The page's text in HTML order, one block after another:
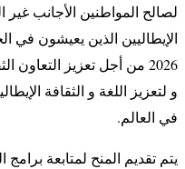
لصالح المواطنين الأجانب غير
2026 من أجل تعزيز
و لتعزيز اللغة و الثقافة
في العالم.
يتم تقديم المنح لمتابعة